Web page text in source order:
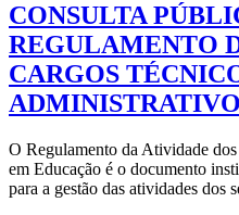
CONSULTA
REGULAMENTO
CARGOS
O Regulamento da Atividade
em Educação é o documento
para a gestão das atividades dos